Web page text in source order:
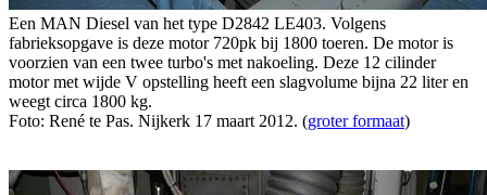
Een MAN Diesel van het type D2842 LE403. Volgens
fabrieksopgave is deze motor 720pk bij 1800 toeren. De motor is
voorzien van een twee turbo's met nakoeling. Deze 12 cilinder
motor met wijde V opstelling heeft een slagvolume bijna 22 liter en
weegt circa 1800 kg.
Foto: René te Pas. Nijkerk 17 maart 2012. (groter formaat)